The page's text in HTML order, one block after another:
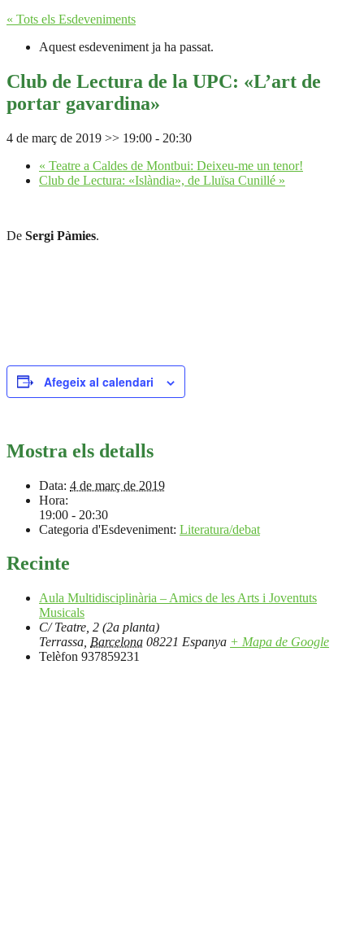
« Tots els Esdeveniments
Aquest esdeveniment ja ha passat.
Club de Lectura de la UPC: «L’art de
portar gavardina»
4 de març de 2019 >> 19:00 - 20:30
« Teatre a Caldes de Montbui: Deixeu-me un tenor!
Club de Lectura: «Islàndia», de Lluïsa Cunillé »
De Sergi Pàmies.
Afegeix al calendari
Mostra els detalls
Data: 4 de març de 2019
Hora:
19:00 - 20:30
Categoria d'Esdeveniment: Literatura/debat
Recinte
Aula Multidisciplinària – Amics de les Arts i Joventuts
Musicals
C/ Teatre, 2 (2a planta)
Terrassa Barcelona 08221 Espanya + Mapa de Google
Telèfon 937859231